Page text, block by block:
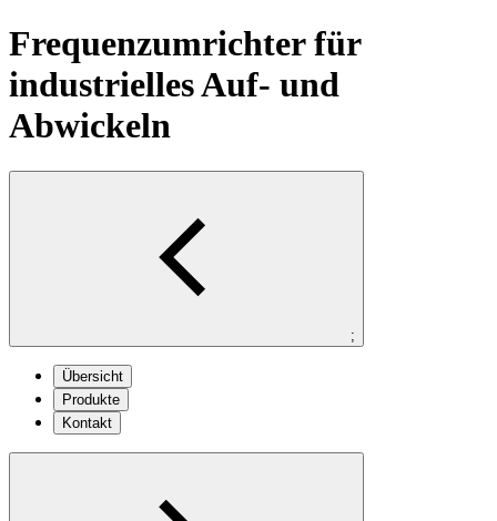
Frequenzumrichter für
industrielles Auf- und
Abwickeln
;
Übersicht
Produkte
Kontakt